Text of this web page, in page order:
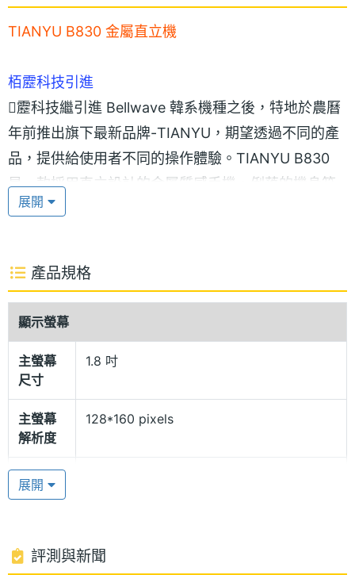
TIANYU B830 金屬直立機
栢靂科技引進
靂科技繼引進 Bellwave 韓系機種之後，特地於農曆
年前推出旗下最新品牌-TIANYU，期望透過不同的產
品，提供給使用者不同的操作體驗。TIANYU B830
是一款採用直立設計的金屬質感手機，俐落的機身符
合時下的輕薄潮流，只有 16mm 的厚度輕鬆掌握。
在多媒體的娛樂部份，B830 可說是應有盡有，包括拍
於擁有了最佳的玩樂夥伴。此外，TIANYU B830 共
有金、銀兩款供消費者選擇。
音樂播放
音樂播放，可利將 MP3 歌曲全都裝進手機的 64MB
份，B830 內建多款播放介面，加強雙眼的多重享受。
展開
產品規格
顯示螢幕
主螢幕
尺寸
1.8 吋
主螢幕
解析度
128*160 pixels
主螢幕
材質
色彩
展開
評測與新聞